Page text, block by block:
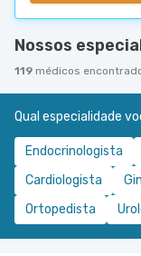
Nossos
119 médicos
Qual especialidade
Endocrinologista
Cardiologista
Ortopedista